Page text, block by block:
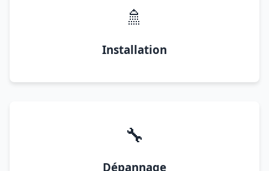
🚿
Installation
🔧
Dépannage